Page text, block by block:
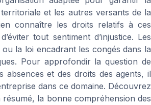
et les autres versants de la
connaître les droits relatifs à ces
tout sentiment d’injustice. Les
la loi encadrant les congés dans la
Pour approfondir la question de
absences et des droits des agents, il
dans ce domaine. Découvrez
résumé, la bonne compréhension des